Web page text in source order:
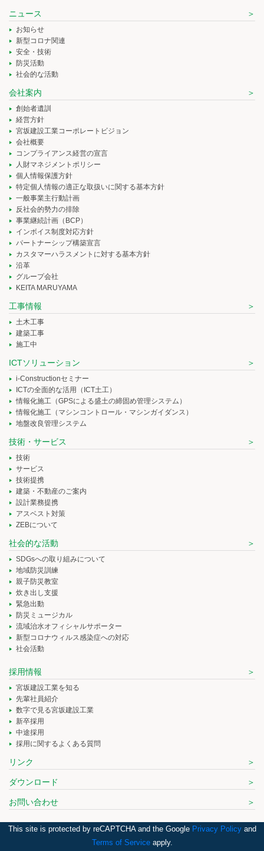
ニュース
お知らせ
新型コロナ関連
安全・技術
防災活動
社会的な活動
会社案内
創始者遺訓
経営方針
宮坂建設工業コーポレートビジョン
会社概要
コンプライアンス経営の宣言
人財マネジメントポリシー
個人情報保護方針
特定個人情報の適正な取扱いに関する基本方針
一般事業主行動計画
反社会的勢力の排除
事業継続計画（BCP）
インボイス制度対応方針
パートナーシップ構築宣言
カスタマーハラスメントに対する基本方針
沿革
グループ会社
KEITA MARUYAMA
工事情報
土木工事
建築工事
施工中
ICTソリューション
i-Constructionセミナー
ICTの全面的な活用（ICT土工）
情報化施工（GPSによる盛土の締固め管理システム）
情報化施工（マシンコントロール・マシンガイダンス）
地盤改良管理システム
技術・サービス
技術
サービス
技術提携
建築・不動産のご案内
設計業務提携
アスベスト対策
ZEBについて
社会的な活動
SDGsへの取り組みについて
地域防災訓練
親子防災教室
炊き出し支援
緊急出動
防災ミュージカル
流域治水オフィシャルサポーター
新型コロナウィルス感染症への対応
社会活動
採用情報
宮坂建設工業を知る
先輩社員紹介
数字で見る宮坂建設工業
新卒採用
中途採用
採用に関するよくある質問
リンク
ダウンロード
お問い合わせ
This site is protected by reCAPTCHA and the Google Privacy Policyand
Terms of Serviceapply.